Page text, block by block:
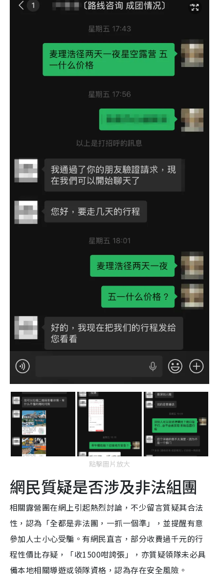
點擊圖片放大
網民質疑是否涉及非法組團
相關露營團在網上引起熱烈討論，不少留言質疑其合法
性，認為「全都是非法團，一抓一個準」，並提醒有意
參加人士小心受騙。有網民直言，部分收費過千元的行
程性價比存疑，「收1500咁誇張」，亦質疑領隊未必具
備本地相關導遊或領隊資格，認為存在安全風險。